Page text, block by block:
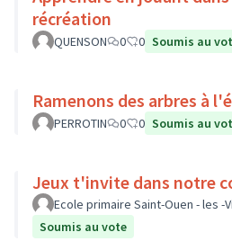
récréation
QUENSON 0 0 Soumis au
Ramenons des arbres à
PERROTIN 0 0 Soumis au
Jeux t'invite dans notre
Ecole primaire Saint-Ouen - les -
Soumis au vote